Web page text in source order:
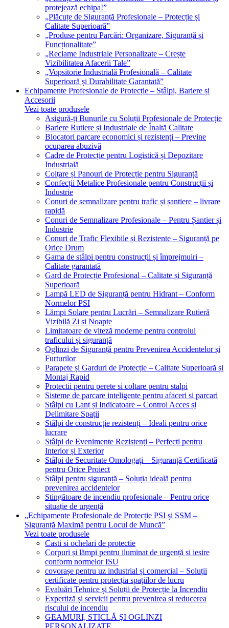
protejează echipa!”
„Plăcuțe de Siguranță Profesionale – Protecție și
Calitate Superioară”
„Produse pentru Parcări: Organizare, Siguranță și
Funcționalitate”
„Reclame Industriale Personalizate – Crește
Vizibilitatea Afacerii Tale”
„Vopsitorie Industrială Profesională – Calitate
Superioară și Durabilitate Garantată”
Echipamente Profesionale de Protecție – Stâlpi, Bariere și
Accesorii
Vezi toate produsele
Asigură-ți Bunurile cu Soluții Profesionale de Protecție
Bariere Rutiere și Industriale de Înaltă Calitate
Blocatori parcare economici și rezistenți – Previne
ocuparea abuzivă
Cadre de Protecție pentru Logistică și Depozitare
Industrială
Colțare și Panouri de Protecție pentru Siguranță
Confecții Metalice Profesionale pentru Construcții și
Industrie
Conuri de semnalizare pentru trafic și șantiere – livrare
rapidă
Conuri de Semnalizare Profesionale – Pentru Șantier și
Industrie
Conuri de Trafic Flexibile și Rezistente – Siguranță pe
Orice Drum
Gama de stâlpi pentru construcții și împrejmuiri –
Calitate garantată
Gard de Protecție Profesional – Calitate și Siguranță
Superioară
Lampă LED de Siguranță pentru Hidrant – Conform
Normelor PSI
Lămpi Solare pentru Lucrări – Semnalizare Rutieră
Vizibilă Zi și Noapte
Limitatoare de viteză moderne pentru controlul
traficului și siguranță
Oglinzi de Siguranță pentru Prevenirea Accidentelor și
Furturilor
Parapete și Garduri de Protecție – Calitate Superioară și
Montaj Rapid
Protectii pentru perete si coltare pentru stalpi
Sisteme de parcare inteligente pentru afaceri si parcari
Stâlpi cu Lanț și Indicatoare – Control Acces și
Delimitare Spații
Stâlpi de construcție rezistenți – Ideali pentru orice
lucrare
Stâlpi de Evenimente Rezistenți – Perfecți pentru
Interior și Exterior
Stâlpi de Securitate Omologați – Siguranță Certificată
pentru Orice Proiect
Stâlpi pentru siguranță – Soluția ideală pentru
prevenirea accidentelor
Stingătoare de incendiu profesionale – Pentru orice
situație de urgență
„Echipamente Profesionale de Protecție PSI și SSM –
Siguranță Maximă pentru Locul de Muncă”
Vezi toate produsele
Casti si ochelari de protectie
Corpuri și lămpi pentru iluminat de urgență si iesire
conform normelor ISU
covorașe pentru uz industrial și comercial – Soluții
certificate pentru protecția spațiilor de lucru
Evaluări Tehnice și Soluții de Protecție la Incendiu
Expertiză și servicii pentru prevenirea și reducerea
riscului de incendiu
GEAMURI, STICLĂ ŞI OGLINZI
PERSONALIZATE